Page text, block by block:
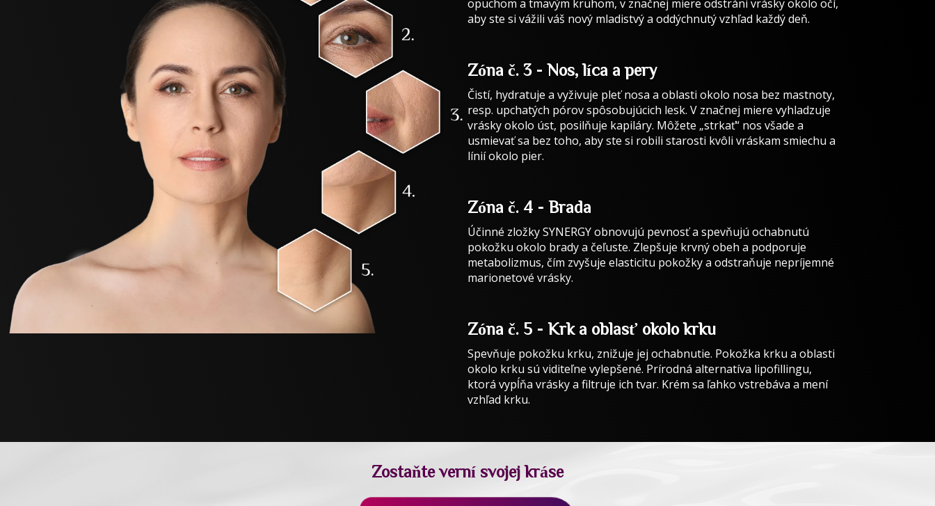
opuchom a tmavým kruhom, v značnej miere odstráni vrásky okolo očí,
aby ste si vážili váš nový mladistvý a oddýchnutý vzhľad každý deň.
Zóna č. 3 - Nos, líca a pery
Čistí, hydratuje a vyživuje pleť nosa a oblasti okolo nosa bez mastnoty,
resp. upchatých pórov spôsobujúcich lesk. V značnej miere vyhladzuje
vrásky okolo úst, posilňuje kapiláry. Môžete „strkať“ nos všade a
usmievať sa bez toho, aby ste si robili starosti kvôli vráskam smiechu a
línií okolo pier.
Zóna č. 4 - Brada
Účinné zložky SYNERGY obnovujú pevnosť a spevňujú ochabnutú
pokožku okolo brady a čeľuste. Zlepšuje krvný obeh a podporuje
metabolizmus, čím zvyšuje elasticitu pokožky a odstraňuje nepríjemné
marionetové vrásky.
Zóna č. 5 - Krk a oblasť okolo krku
Spevňuje pokožku krku, znižuje jej ochabnutie. Pokožka krku a oblasti
okolo krku sú viditeľne vylepšené. Prírodná alternatíva lipofillingu,
ktorá vypĺňa vrásky a filtruje ich tvar. Krém sa ľahko vstrebáva a mení
vzhľad krku.
Zostaňte verní svojej kráse